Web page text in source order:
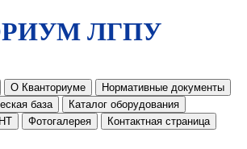
ЛГПУ
О Кванториуме
Нормативные документы
база
Каталог оборудования
Фотогалерея Контактная страница